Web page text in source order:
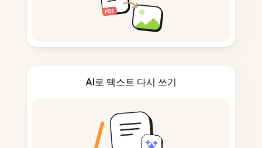
AI로 텍스트 다시 쓰기